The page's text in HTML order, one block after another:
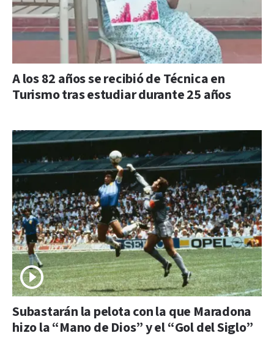
A los 82 años se recibió de Técnica en
Turismo tras estudiar durante 25 años
Subastarán la pelota con la que Maradona
hizo la “Mano de Dios” y el “Gol del Siglo”